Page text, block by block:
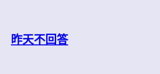
要昨天不回答